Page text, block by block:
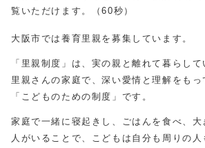
覧いただけます。（60秒）
大阪市では養育里親を募集しています。
「里親制度」は、実の親と離れて暮らして
里親さんの家庭で、深い愛情と理解をもっ
「こどものための制度」です。
家庭で一緒に寝起きし、ごはんを食べ、大
人がいることで、こどもは自分も周りの